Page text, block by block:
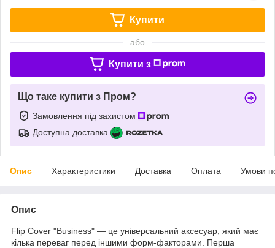
Купити
або
Купити з
Що таке купити з Пром?
Замовлення під захистом
Доступна доставка
Опис Характеристики Доставка Оплата Умови
Опис
Flip Cover "Business" — це універсальний аксесуар, який має
кілька переваг перед іншими форм-факторами. Перша